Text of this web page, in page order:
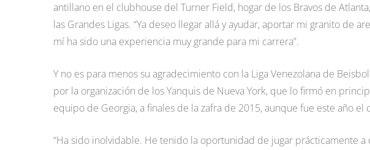
antillano en el clubhouse del Turner Field, hogar de los Bravos de
las Grandes Ligas. “Ya deseo llegar allá y ayudar, aportar mi granito de
mí ha sido una experiencia muy grande para mi carrera”.
Y no es para menos su agradecimiento con la Liga Venezolana de
por la organización de los Yanquis de Nueva York, que lo firmó en
equipo de Georgia, a finales de la zafra de 2015, aunque fue este año el
“Ha sido inolvidable. He tenido la oportunidad de jugar prácticamente